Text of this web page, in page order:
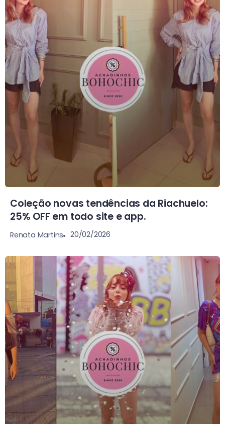
Coleção novas tendências da Riachuelo:
25% OFF em todo site e app.
Renata Martins 20/02/2026